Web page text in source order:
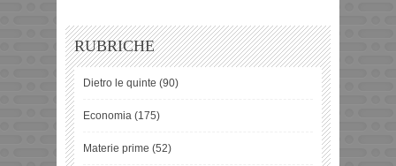
RUBRICHE
Dietro le quinte (90)
Economia (175)
Materie prime (52)